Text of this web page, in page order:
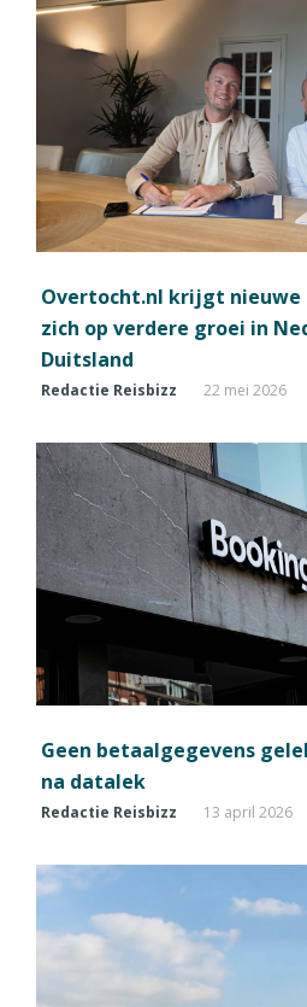
Overtocht.nl krijgt nieuwe
zich op verdere groei in
Duitsland
Redactie Reisbizz 22 mei 2026
Geen betaalgegevens
na datalek
Redactie Reisbizz 13 april 2026